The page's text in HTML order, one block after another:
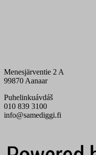
Menesjärventie 2 A
99870 Aanaar
Puhelinkuávdáš
010 839 3100
info@samediggi.fi